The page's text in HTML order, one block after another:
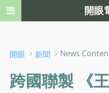
開眼 ﹥ 新聞 ﹥News
跨國聯製 《
開眼